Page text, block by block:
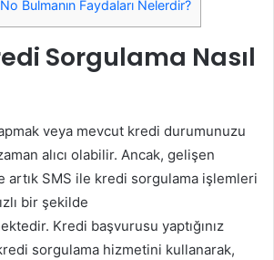
Bulmanın Faydaları Nelerdir?
Sorgulama Nasıl
veya mevcut kredi durumunuzu
alıcı olabilir. Ancak, gelişen
artık SMS ile kredi sorgulama işlemleri
bir şekilde
Kredi başvurusu yaptığınız
sorgulama hizmetini kullanarak,